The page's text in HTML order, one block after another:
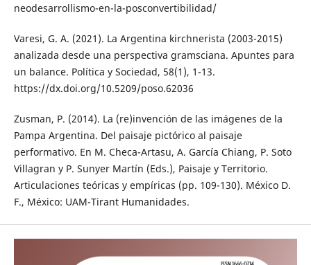
neodesarrollismo-en-la-posconvertibilidad/
Varesi, G. A. (2021). La Argentina kirchnerista (2003-2015)
analizada desde una perspectiva gramsciana. Apuntes para
un balance. Política y Sociedad, 58(1), 1-13.
https://dx.doi.org/10.5209/poso.62036
Zusman, P. (2014). La (re)invención de las imágenes de la
Pampa Argentina. Del paisaje pictórico al paisaje
performativo. En M. Checa-Artasu, A. García Chiang, P. Soto
Villagran y P. Sunyer Martín (Eds.), Paisaje y Territorio.
Articulaciones teóricas y empíricas (pp. 109-130). México D.
F., México: UAM-Tirant Humanidades.